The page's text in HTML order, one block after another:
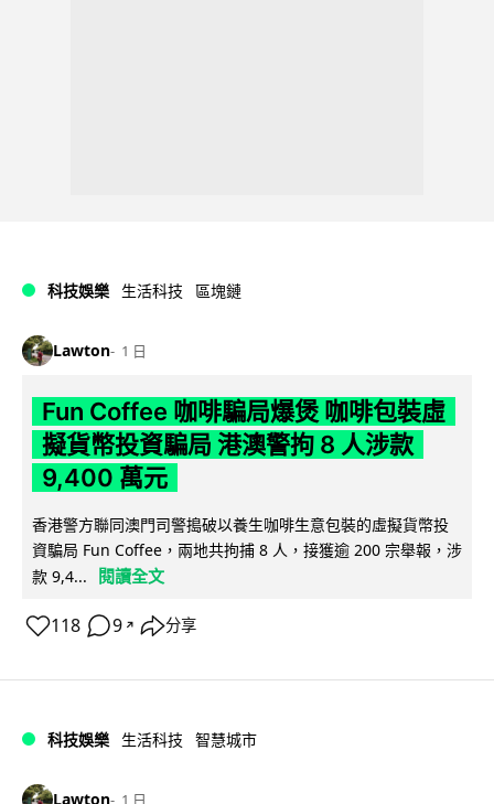
科技娛樂 生活科技 區塊鏈
Lawton 1 日
Fun Coffee 咖啡騙局爆煲 咖啡包裝虛
擬貨幣投資騙局 港澳警拘 8 人涉款
9,400 萬元
香港警方聯同澳門司警搗破以養生咖啡生意包裝的虛擬貨幣投
資騙局 Fun Coffee，兩地共拘捕 8 人，接獲逾 200 宗舉報，涉
款 9,4...
閱讀全文
118 9 ↗ 分享
科技娛樂 生活科技 智慧城市
Lawton